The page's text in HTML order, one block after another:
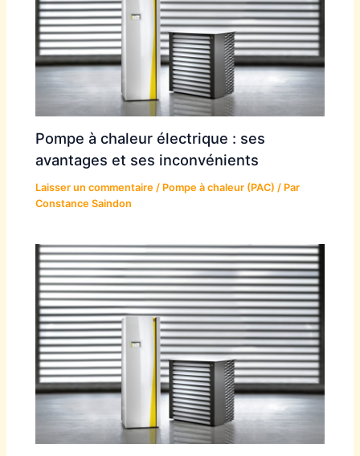
Pompe à chaleur électrique : ses
avantages et ses inconvénients
Laisser un commentaire / Pompe à chaleur (PAC) / Par
Constance Saindon